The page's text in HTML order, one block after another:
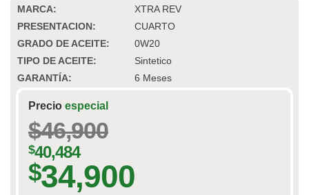
MARCA:
XTRA REV
PRESENTACION:
CUARTO
GRADO DE ACEITE:
0W20
TIPO DE ACEITE:
Sintetico
GARANTÍA:
6 Meses
Precio especial
$46,900
$40,484
$34,900